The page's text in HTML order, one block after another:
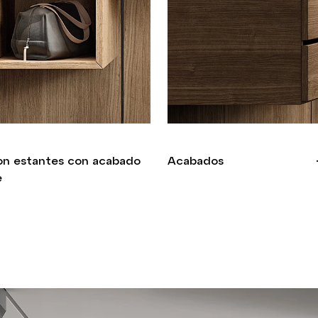
estantes con acabado
Acabados